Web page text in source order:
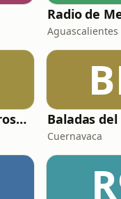
Radio de
Aguascalientes
Viejitas pero Sabrosas Radio Baladas
Cuernavaca